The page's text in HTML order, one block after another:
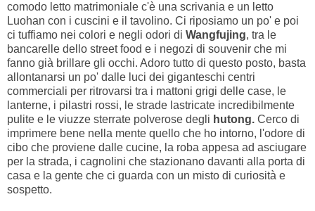
comodo letto matrimoniale c'è una scrivania e un letto
Luohan con i cuscini e il tavolino. Ci riposiamo un po' e poi
ci tuffiamo nei colori e negli odori di Wangfujing, tra le
bancarelle dello street food e i negozi di souvenir che mi
fanno già brillare gli occhi. Adoro tutto di questo posto, basta
allontanarsi un po' dalle luci dei giganteschi centri
commerciali per ritrovarsi tra i mattoni grigi delle case, le
lanterne, i pilastri rossi, le strade lastricate incredibilmente
pulite e le viuzze sterrate polverose degli hutong. Cerco di
imprimere bene nella mente quello che ho intorno, l'odore di
cibo che proviene dalle cucine, la roba appesa ad asciugare
per la strada, i cagnolini che stazionano davanti alla porta di
casa e la gente che ci guarda con un misto di curiosità e
sospetto.